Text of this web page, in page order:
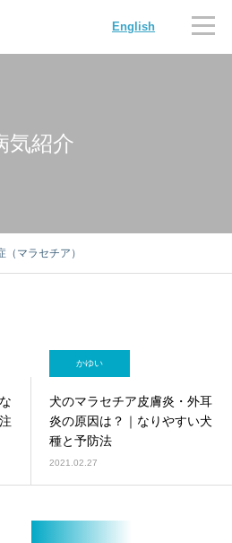
English
軟部外科
気紹介
（マラセチア）
かゆい
犬のマラセチア皮膚炎・外耳
炎の原因は？｜なりやすい犬
種と予防法
2021.02.27